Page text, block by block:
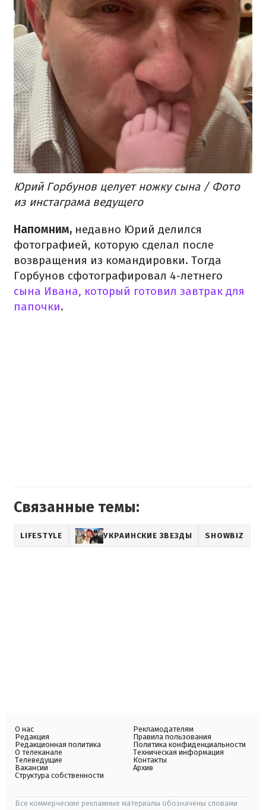
Юрий Горбунов целует ножку сына / Фото
из инстаграма ведущего
Напомним, недавно Юрий делился
фотографией, которую сделал после
возвращения из командировки. Тогда
Горбунов сфотографировал 4-летнего
сына Ивана, который готовил завтрак для
папочки.
Связанные темы:
LIFESTYLE УКРАИНСКИЕ ЗВЕЗДЫ SHOWBIZ
О нас
Редакция
Редакционная политика
О телеканале
Телеведущие
Вакансии
Структура собственности
Рекламодателям
Правила пользования
Политика конфиденциальности
Техническая информация
Контакты
Архив
Все коммерческие рекламные материалы обозначены словами